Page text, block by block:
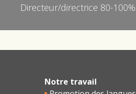
Directeur/directrice 80-100%
Notre travail